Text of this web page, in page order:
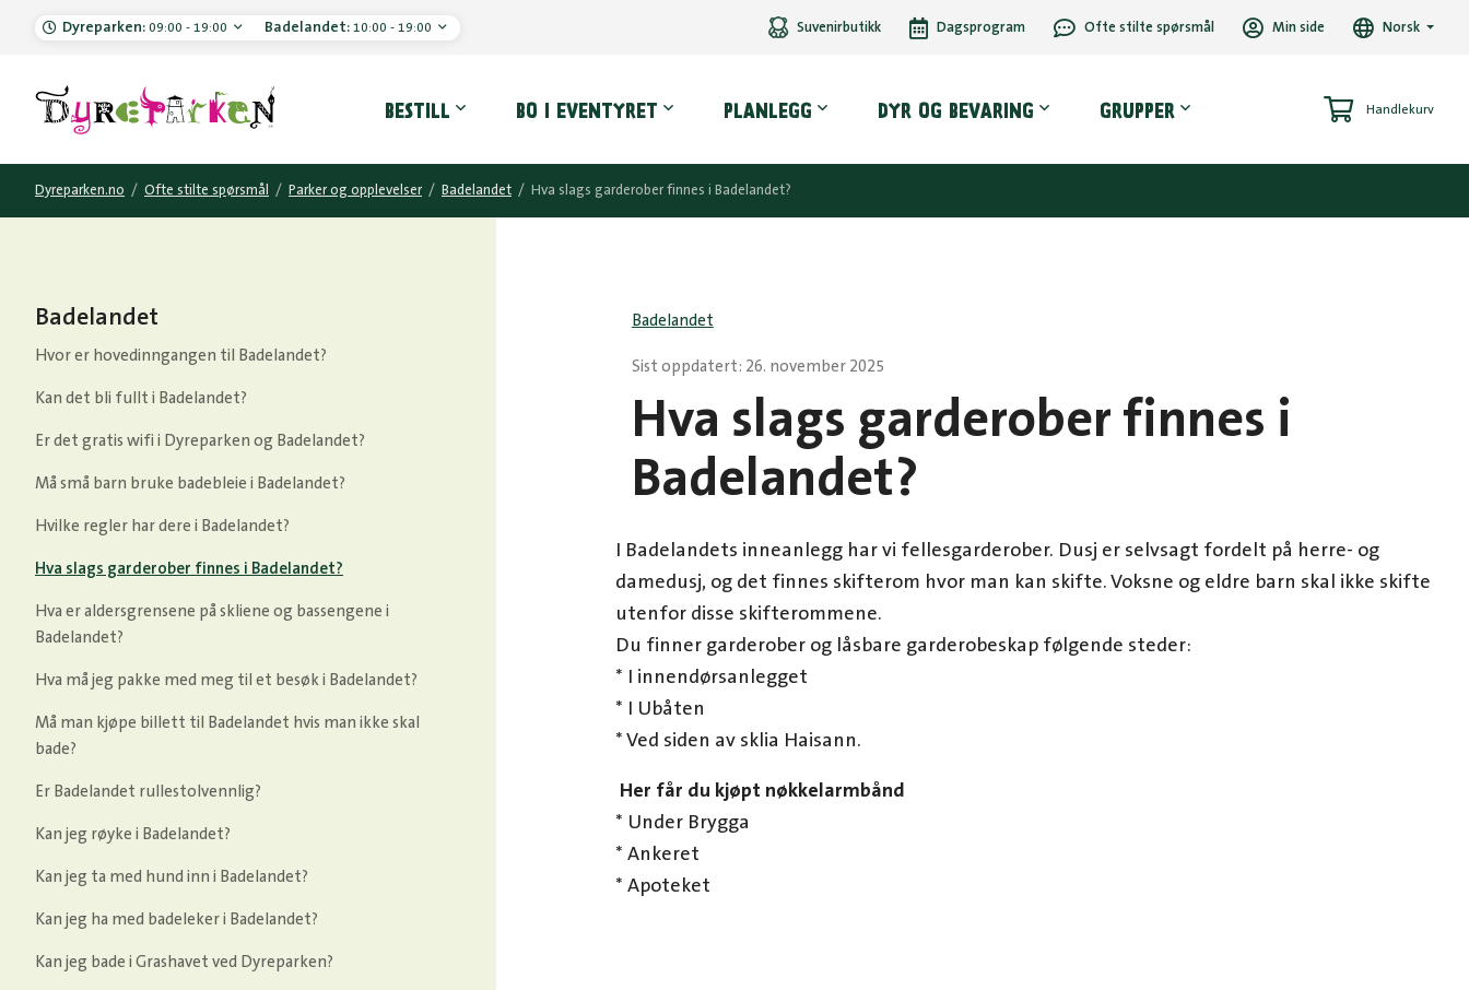
Dyreparken: 09:00 - 19:00 Badelandet: 10:00 - 19:00 Suvenirbutikk Dagsprogram Ofte stilte spørsmål Min side Norsk
BESTILL BO I EVENTYRET PLANLEGG DYR OG BEVARING GRUPPER Handlekurv
Dyreparken.no / Ofte stilte spørsmål / Parker og opplevelser / Badelandet / Hva slags garderober finnes i Badelandet?
Badelandet
Sist oppdatert: 26. november 2025
Hva slags garderober finnes i
Badelandet?
I Badelandets inneanlegg har vi fellesgarderober. Dusj er selvsagt fordelt på herre- og
damedusj, og det finnes skifterom hvor man kan skifte. Voksne og eldre barn skal ikke skifte
utenfor disse skifterommene.
Du finner garderober og låsbare garderobeskap følgende steder:
* I innendørsanlegget
* I Ubåten
* Ved siden av sklia Haisann.
Her får du kjøpt nøkkelarmbånd
* Under Brygga
* Ankeret
* Apoteket
Badelandet
Hvor er hovedinngangen til Badelandet?
Kan det bli fullt i Badelandet?
Er det gratis wifi i Dyreparken og Badelandet?
Må små barn bruke badebleie i Badelandet?
Hvilke regler har dere i Badelandet?
Hva slags garderober finnes i Badelandet?
Hva er aldersgrensene på skliene og bassengene i
Badelandet?
Hva må jeg pakke med meg til et besøk i Badelandet?
Må man kjøpe billett til Badelandet hvis man ikke skal
bade?
Er Badelandet rullestolvennlig?
Kan jeg røyke i Badelandet?
Kan jeg ta med hund inn i Badelandet?
Kan jeg ha med badeleker i Badelandet?
Kan jeg bade i Grashavet ved Dyreparken?